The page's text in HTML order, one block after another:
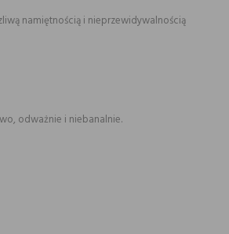
namiętnością i nieprzewidywalnością
odważnie i niebanalnie.